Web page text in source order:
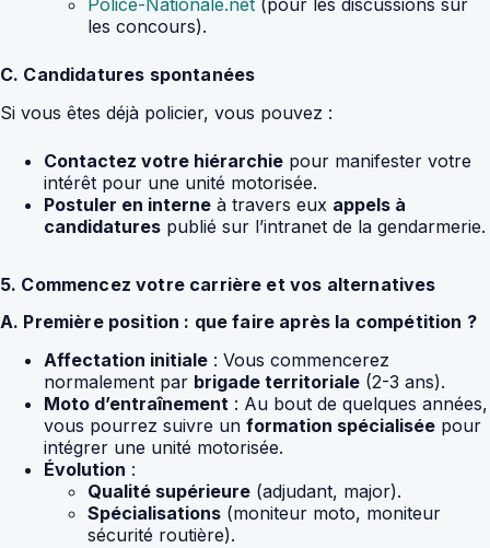
les concours).
C. Candidatures spontanées
Si vous êtes déjà policier, vous pouvez :
Contactez votre hiérarchie pour manifester votre
intérêt pour une unité motorisée.
Postuler en interne à travers eux appels à
candidatures publié sur l’intranet de la gendarmerie.
5. Commencez votre carrière et vos alternatives
A. Première position : que faire après la compétition ?
Affectation initiale : Vous commencerez
normalement par brigade territoriale (2-3 ans).
Moto d’entraînement : Au bout de quelques années,
vous pourrez suivre un formation spécialisée pour
intégrer une unité motorisée.
Évolution :
Qualité supérieure (adjudant, major).
Spécialisations (moniteur moto, moniteur
sécurité routière).